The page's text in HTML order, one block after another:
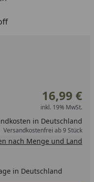
eingeben
um eins erhöhen
16,99 €
inkl. 19% MwSt.
in Deutschland
Versandkostenfrei ab 9 Stück
nach Menge und Land
in Deutschland